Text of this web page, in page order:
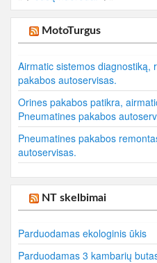
MotoTurgus
Airmatic sistemos diagnostiką,
pakabos autoservisas.
Orines pakabos patikra,
Pneumatines pakabos
Pneumatines pakabos
autoservisas.
NT skelbimai
Parduodamas ekologinis ūkis
Parduodamas 3 kambarių